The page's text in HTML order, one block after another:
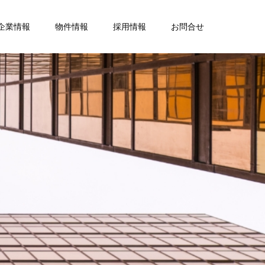
業情報 物件情報 採用情報 お問合せ